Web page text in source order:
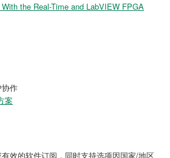
the Real-Time and LabVIEW FPGA
作
案
效的软件订阅，同时支持选项因国家/地区